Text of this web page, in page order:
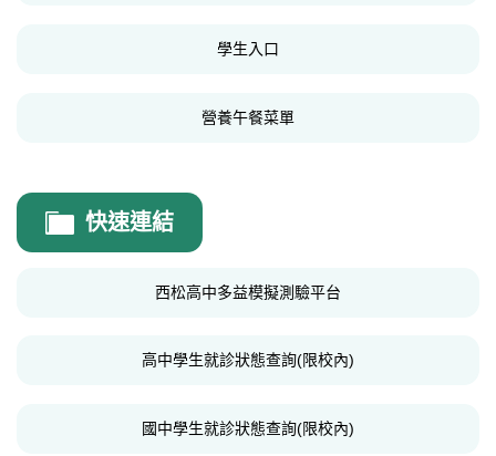
學生入口
營養午餐菜單
快速連結
西松高中多益模擬測驗平台
高中學生就診狀態查詢(限校內)
國中學生就診狀態查詢(限校內)